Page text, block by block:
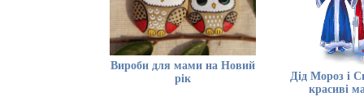
Вироби для мами на Новий
рік
Дід Мороз і
красиві